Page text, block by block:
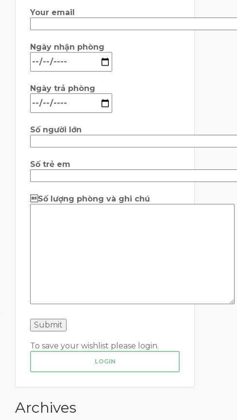
Your email
Ngày nhận phòng
Ngày trả phòng
Số người lớn
Số trẻ em
Số lượng phòng và ghi chú
To save your wishlist please login.
LOGIN
Archives